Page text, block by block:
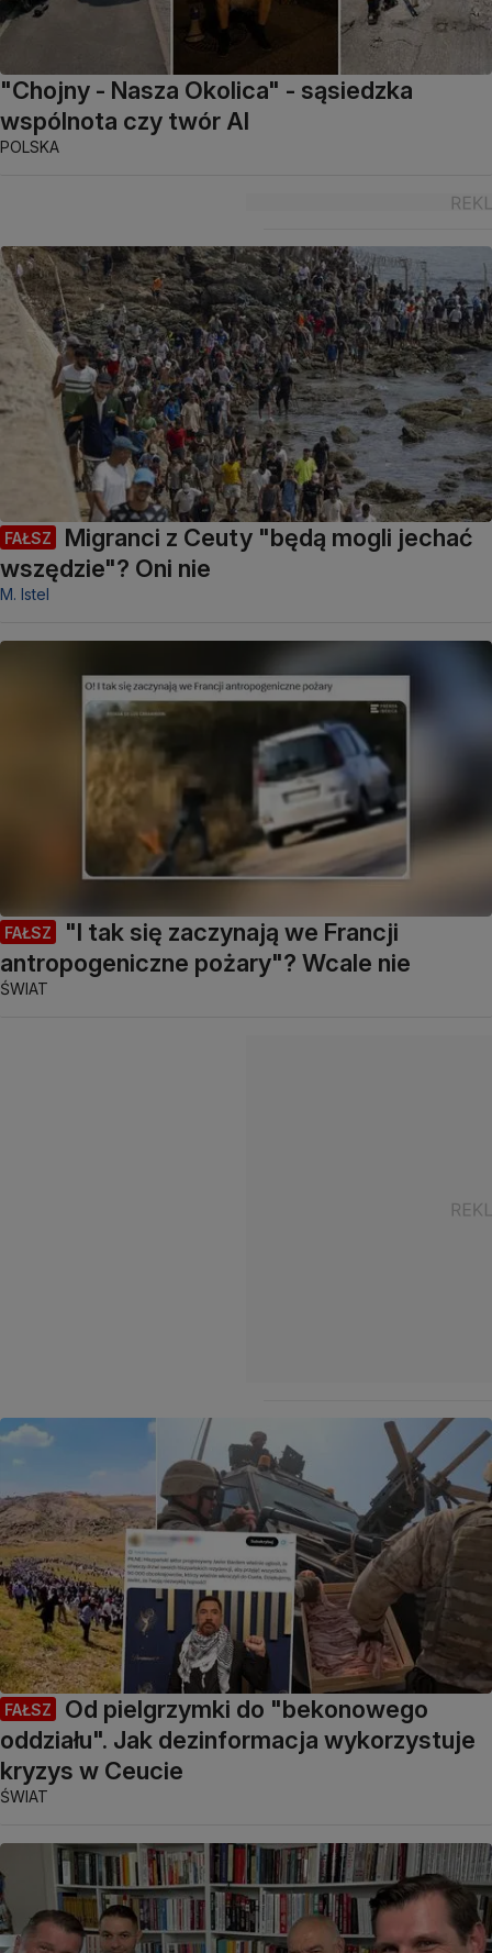
"Chojny - Nasza Okolica" - sąsiedzka
wspólnota czy twór AI
POLSKA
FAŁSZ
Migranci z Ceuty "będą mogli jechać
wszędzie"? Oni nie
M. Istel
FAŁSZ
"I tak się zaczynają we Francji
antropogeniczne pożary"? Wcale nie
ŚWIAT
FAŁSZ
Od pielgrzymki do "bekonowego
oddziału". Jak dezinformacja wykorzystuje
kryzys w Ceucie
ŚWIAT